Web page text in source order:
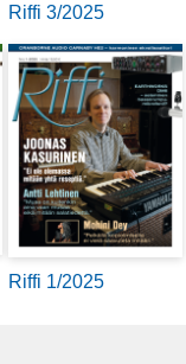
Riffi 3/2025
Riffi 1/2025